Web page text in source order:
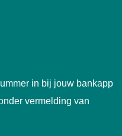
in bij jouw bankapp
vermelding van